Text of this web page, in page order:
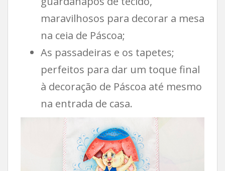
maravilhosos para decorar a mesa
na ceia de Páscoa;
As passadeiras e os tapetes;
perfeitos para dar um toque final
à decoração de Páscoa até mesmo
na entrada de casa.